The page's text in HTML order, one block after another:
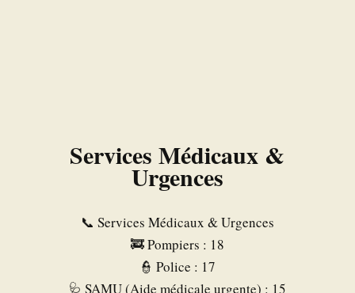
Services Médicaux &
Urgences
📞 Services Médicaux & Urgences
🚒 Pompiers : 18
👮 Police : 17
🩺 SAMU (Aide médicale urgente) : 15